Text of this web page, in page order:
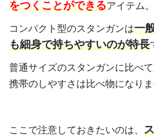
をつくことができるアイテム。
コンパクト型のスタンガンは一
も細身で持ちやすいのが特長
普通サイズのスタンガンに比べ
携帯のしやすさは比べ物になりま
ここで注意しておきたいのは、